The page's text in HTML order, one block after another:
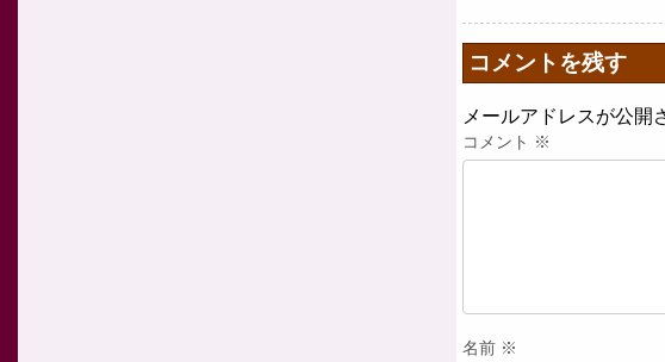
コメントを残す
メールアドレスが公開
コメント ※
名前 ※